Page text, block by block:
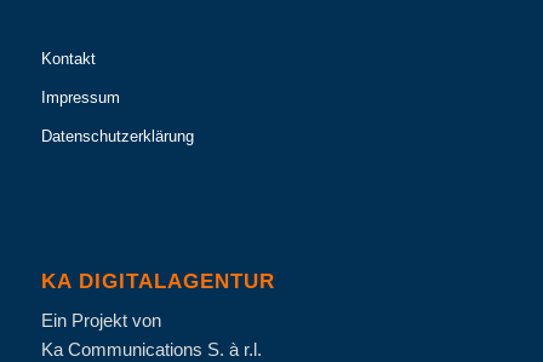
Kontakt
Impressum
Datenschutzerklärung
KA DIGITALAGENTUR
Ein Projekt von
Ka Communications S. à r.l.